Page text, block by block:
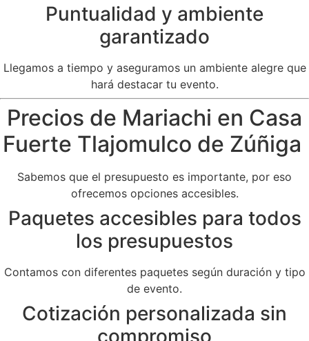
Puntualidad y ambiente
garantizado
Llegamos a tiempo y aseguramos un ambiente alegre que
hará destacar tu evento.
Precios de Mariachi en Casa
Fuerte Tlajomulco de Zúñiga
Sabemos que el presupuesto es importante, por eso
ofrecemos opciones accesibles.
Paquetes accesibles para todos
los presupuestos
Contamos con diferentes paquetes según duración y tipo
de evento.
Cotización personalizada sin
compromiso